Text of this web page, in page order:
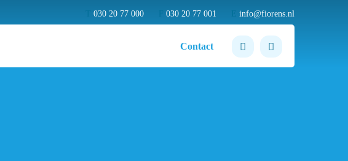
030 20 77 000 030 20 77 001 info@fiorens.nl
Contact